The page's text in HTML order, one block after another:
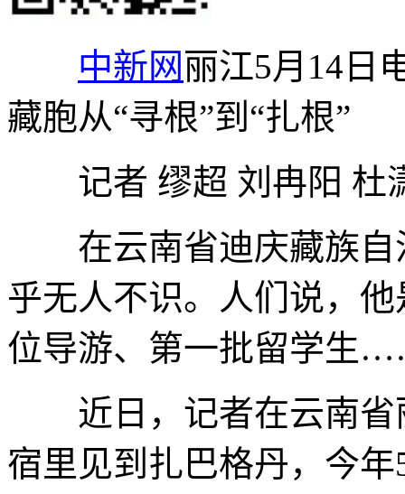
中新网丽江5月14日
藏胞从“寻根”到“扎根”
记者 缪超 刘冉阳 杜
在云南省迪庆藏族自
乎无人不识。人们说，
位导游、第一批留学生
近日，记者在云南省
宿里见到扎巴格丹，今